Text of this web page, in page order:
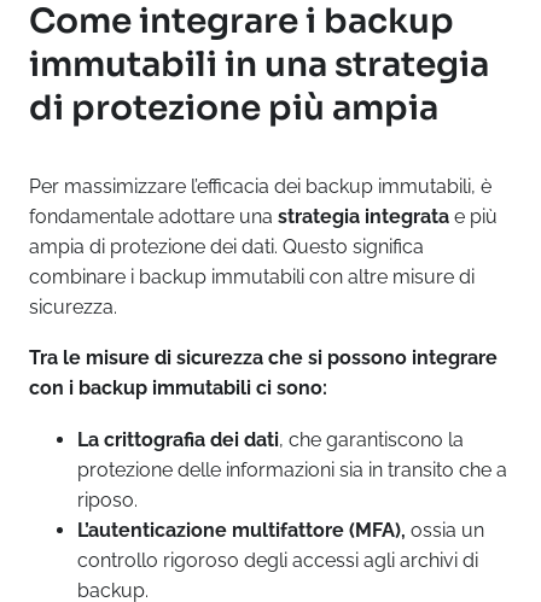
Come integrare i backup
immutabili in una strategia
di protezione più ampia
Per massimizzare l’efficacia dei backup immutabili, è
fondamentale adottare una strategia integrata e più
ampia di protezione dei dati. Questo significa
combinare i backup immutabili con altre misure di
sicurezza.
Tra le misure di sicurezza che si possono integrare
con i backup immutabili ci sono:
La crittografia dei dati, che garantiscono la
protezione delle informazioni sia in transito che a
riposo.
L’autenticazione multifattore (MFA), ossia un
controllo rigoroso degli accessi agli archivi di
backup.